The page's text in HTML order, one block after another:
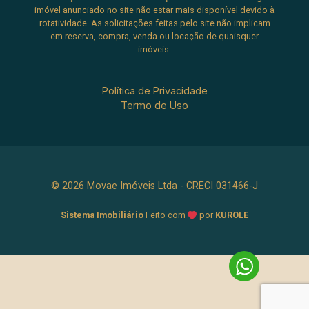
imóvel anunciado no site não estar mais disponível devido à
rotatividade. As solicitações feitas pelo site não implicam
em reserva, compra, venda ou locação de quaisquer
imóveis.
Política de Privacidade
Termo de Uso
© 2026 Movae Imóveis Ltda - CRECI 031466-J
Sistema Imobiliário Feito com por KUROLE